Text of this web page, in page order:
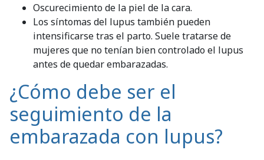
Oscurecimiento de la piel de la cara.
Los síntomas del lupus también pueden
intensificarse tras el parto. Suele tratarse de
mujeres que no tenían bien controlado el lupus
antes de quedar embarazadas.
¿Cómo debe ser el
seguimiento de la
embarazada con lupus?